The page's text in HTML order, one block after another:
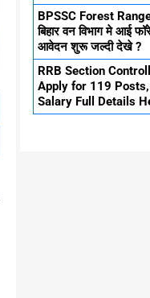
BPSSC Forest
बिहार वन विभाग मे आई
आवेदन शुरू जल्दी देखे ?
RRB Section
Apply for 119
Salary Full Details